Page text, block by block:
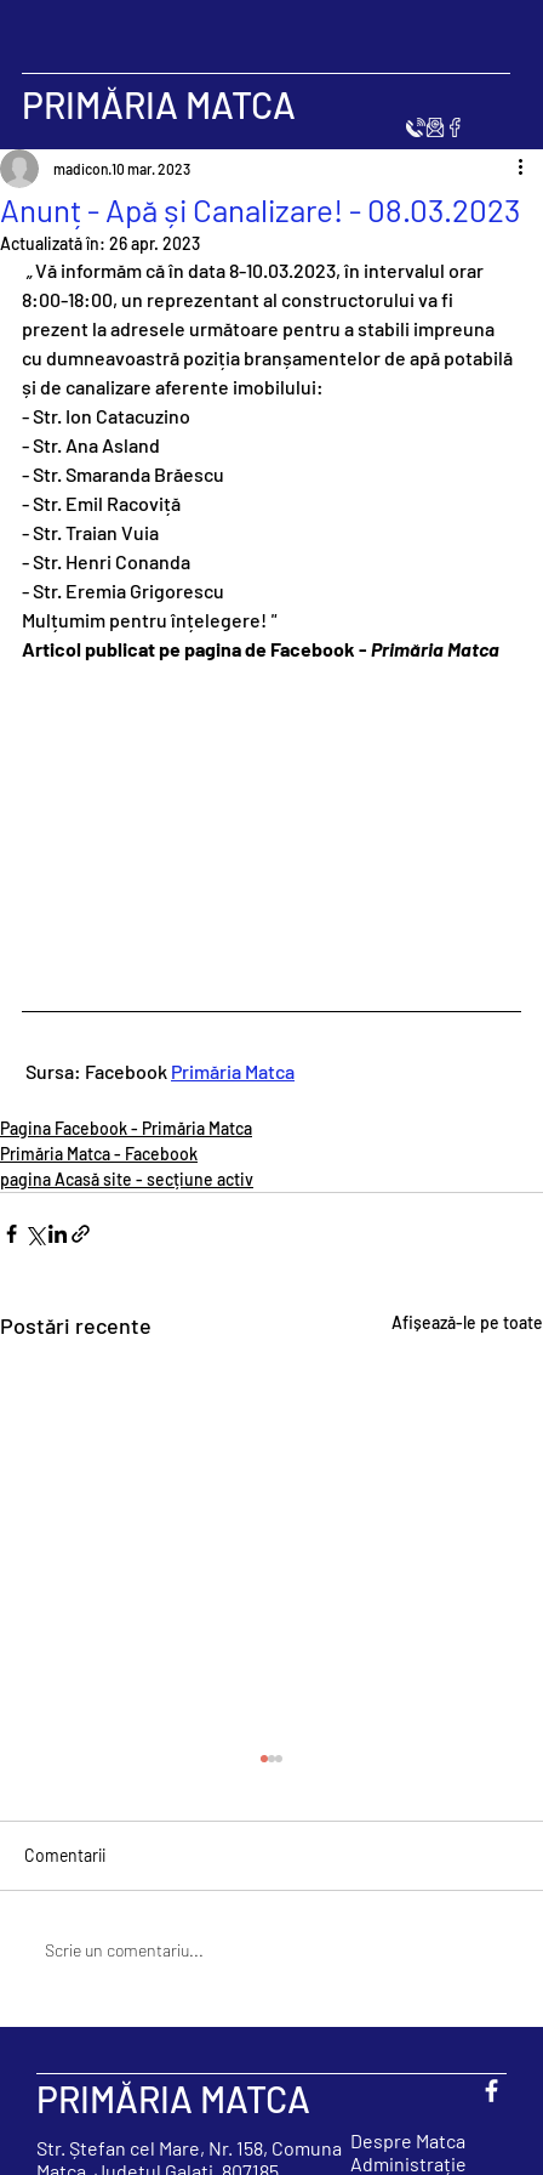
PRIMĂRIA MATCA
Anunț - Apă și Canalizare! - 08.03.2023
madicon 10 mar. 2023
Actualizată în: 26 apr. 2023
„ Vă informăm că în data 8-10.03.2023, în intervalul orar
8:00-18:00, un reprezentant al constructorului va fi
prezent la adresele următoare pentru a stabili impreuna
cu dumneavoastră poziția branșamentelor de apă potabilă
și de canalizare aferente imobilului:
- Str. Ion Catacuzino
- Str. Ana Asland
- Str. Smaranda Brăescu
- Str. Emil Racoviță
- Str. Traian Vuia
- Str. Henri Conanda
- Str. Eremia Grigorescu
Mulțumim pentru înțelegere! "
Articol publicat pe pagina de Facebook - Primăria Matca
Sursa: Facebook Primăria Matca
Pagina Facebook - Primăria Matca
Primăria Matca - Facebook
pagina Acasă site - secțiune activ
Postări recente Afișează-le pe toate
18.05.2023
Comentarii
Scrie un comentariu...
Str. Ștefan cel Mare, Nr. 158, Comuna
PRIMĂRIA MATCA
Despre Matca
Administrație